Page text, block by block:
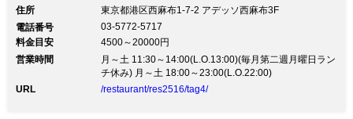
街という雰囲気の西麻布霞町。2010年9月「霞庭まつば
いた店内で、旬の食材にこだわった季節感のある和食が
お楽しみいただけます。「旬の食材を最高の調理法」に
より皆様にご提供できる事に感謝し、大切にしておりま
す。
住所
東京都港区西麻布1-7-2 アデッソ西麻布3F
電話番号
03-5772-5717
料金目安
4500～20000円
営業時間
月～土 11:30～14:00(L.O.13:00)(毎月第二週月曜日ラン
チ休み) 月～土 18:00～23:00(L.O.22:00)
URL
/restaurant/res2516/tag4/